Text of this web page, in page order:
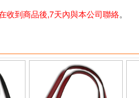
收到商品後,7天內與本公司聯絡。